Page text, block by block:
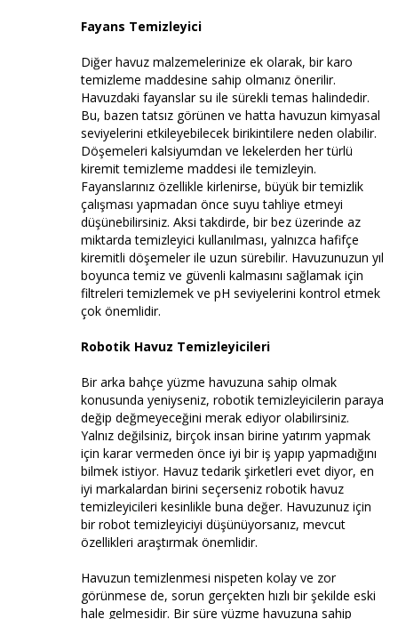
Fayans Temizleyici
Diğer havuz malzemelerinize ek olarak, bir karo
temizleme maddesine sahip olmanız önerilir.
Havuzdaki fayanslar su ile sürekli temas halindedir.
Bu, bazen tatsız görünen ve hatta havuzun kimyasal
seviyelerini etkileyebilecek birikintilere neden olabilir.
Döşemeleri kalsiyumdan ve lekelerden her türlü
kiremit temizleme maddesi ile temizleyin.
Fayanslarınız özellikle kirlenirse, büyük bir temizlik
çalışması yapmadan önce suyu tahliye etmeyi
düşünebilirsiniz. Aksi takdirde, bir bez üzerinde az
miktarda temizleyici kullanılması, yalnızca hafifçe
kiremitli döşemeler ile uzun sürebilir. Havuzunuzun yıl
boyunca temiz ve güvenli kalmasını sağlamak için
filtreleri temizlemek ve pH seviyelerini kontrol etmek
çok önemlidir.
Robotik Havuz Temizleyicileri
Bir arka bahçe yüzme havuzuna sahip olmak
konusunda yeniyseniz, robotik temizleyicilerin paraya
değip değmeyeceğini merak ediyor olabilirsiniz.
Yalnız değilsiniz, birçok insan birine yatırım yapmak
için karar vermeden önce iyi bir iş yapıp yapmadığını
bilmek istiyor. Havuz tedarik şirketleri evet diyor, en
iyi markalardan birini seçerseniz robotik havuz
temizleyicileri kesinlikle buna değer. Havuzunuz için
bir robot temizleyiciyi düşünüyorsanız, mevcut
özellikleri araştırmak önemlidir.
Havuzun temizlenmesi nispeten kolay ve zor
görünmese de, sorun gerçekten hızlı bir şekilde eski
hale gelmesidir. Bir süre yüzme havuzuna sahip